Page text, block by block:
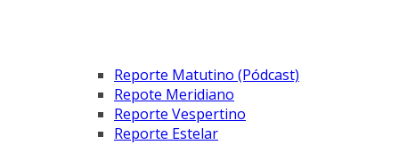
Reporte Matutino (Pódcast)
Repote Meridiano
Reporte Vespertino
Reporte Estelar